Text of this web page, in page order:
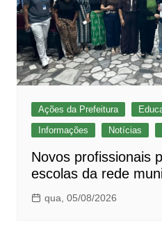
Ações da Prefeitura
Informações
Notícias
Novos profissionais
escolas da rede
qua, 05/08/2026